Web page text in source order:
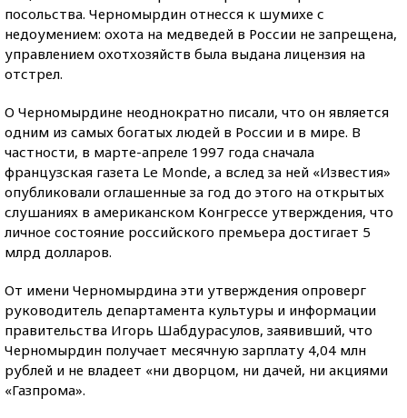
посольства. Черномырдин отнесся к шумихе с
недоумением: охота на медведей в России не запрещена,
управлением охотхозяйств была выдана лицензия на
отстрел.
О Черномырдине неоднократно писали, что он является
одним из самых богатых людей в России и в мире. В
частности, в марте-апреле 1997 года сначала
французская газета Le Monde, а вслед за ней «Известия»
опубликовали оглашенные за год до этого на открытых
слушаниях в американском Конгрессе утверждения, что
личное состояние российского премьера достигает 5
млрд долларов.
От имени Черномырдина эти утверждения опроверг
руководитель департамента культуры и информации
правительства Игорь Шабдурасулов, заявивший, что
Черномырдин получает месячную зарплату 4,04 млн
рублей и не владеет «ни дворцом, ни дачей, ни акциями
«Газпрома».